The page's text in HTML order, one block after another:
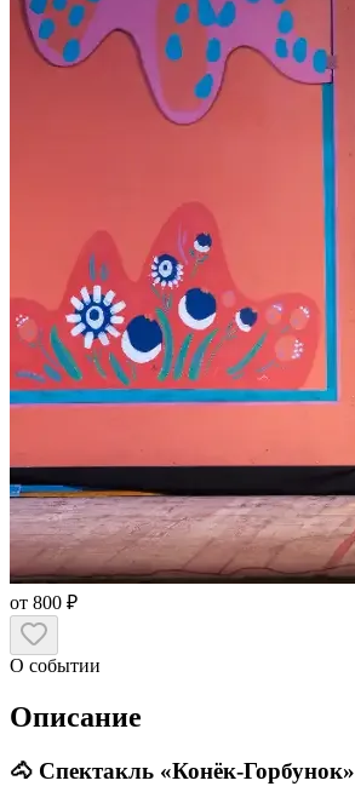
от 800 ₽
О событии
Описание
🐴 Спектакль «Конёк-Горбунок»